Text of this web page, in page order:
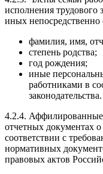
исполнения трудового
иных
фамилия, имя,
степень родства;
год рождения;
иные
работниками в
законодательства.
4.2.4.
отчетных документах о
соответствии с
нормативных
правовых актов